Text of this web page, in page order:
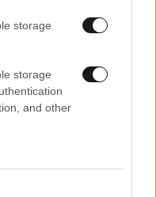
storage
storage
and other